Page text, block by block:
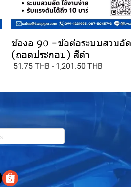
ข้องอ 90 -ข้อต่อระบบสวมอัด
(ถอดประกอบ) สีดำ
51.75 THB - 1,201.50 THB